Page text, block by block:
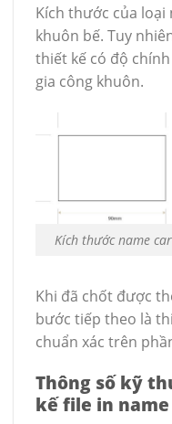
Kích thước của
khuôn bế. Tuy
thiết kế có độ
gia công khuôn.
Kích thước name
Khi đã chốt được
bước tiếp theo là
chuẩn xác trên
Thông số kỹ
kế file in